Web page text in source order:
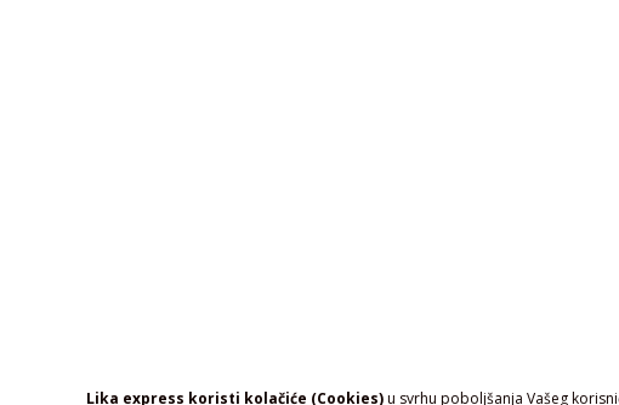
Lika express koristi kolačiće (Cookies)u svrhu poboljšanja Vašeg